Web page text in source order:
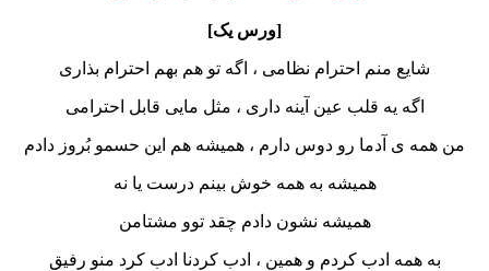
[ورس یک]
شایع منم احترام نظامی ، اگه تو هم بهم احترام بذاری
اگه یه قلب عین آینه داری ، مثل مایی قابل احترامی
من همه ی آدما رو دوس دارم ، همیشه هم این حسمو بُروز دادم
همیشه به همه خوش بینم درست یا نه
همیشه نشون دادم چقد توو مشتامن
به همه ادب کردم و همین ، ادب کردنا ادب کرد منو رفیق